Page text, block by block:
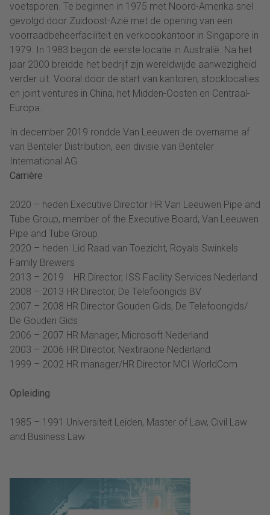
voetsporen. Te beginnen in 1975 met Noord-Amerika snel
gevolgd door Zuidoost-Azië met de opening van een
voorraadbeheerfaciliteit en verkoopkantoor in Singapore in
1979. In 1983 begon de eerste locatie in Australië. Na het
jaar 2000 breidde het bedrijf zijn wereldwijde aanwezigheid
verder uit. Vooral door de start van kantoren, stocklocaties
en joint ventures in China, het Midden-Oosten en Centraal-
Europa.
In december 2019 rondde Van Leeuwen de overname af
van Benteler Distribution, een divisie van Benteler
International AG.
Carrière
2020 – heden Executive Director HR Van Leeuwen Pipe and
Tube Group, member of the Executive Board, Van Leeuwen
Pipe and Tube Group
2020 – heden Lid Raad van Toezicht, Royals Swinkels
Family Brewers
2013 – 2019 HR Director, ISS Facility Services Nederland
2008 – 2013 HR Director, De Telefoongids BV
2007 – 2008 HR Director Gouden Gids, De Telefoongids/
De Gouden Gids
2006 – 2007 HR Manager, Microsoft Nederland
2003 – 2006 HR Director, Nextiraone Nederland
1999 – 2002 HR manager/HR Director MCI WorldCom
Opleiding
1985 – 1991 Universiteit Leiden, Master of Law, Civil Law
and Business Law